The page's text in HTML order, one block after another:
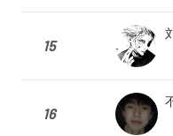
15
16